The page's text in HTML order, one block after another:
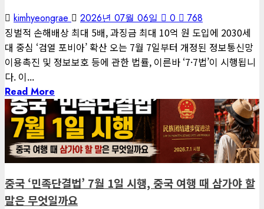
kimhyeongrae 2026년 07월 06일 0 768
징벌적 손해배상 최대 5배, 과징금 최대 10억 원 도입에 2030세
대 중심 ‘검열 포비아’ 확산 오는 7월 7일부터 개정된 정보통신망
이용촉진 및 정보보호 등에 관한 법률, 이른바 ‘7·7법’이 시행됩니
다. 이...
Read More
1 minute read
게재된 글
글로벌 트렌드
중국 ‘민족단결법’ 7월 1일 시행, 중국 여행 때 삼가야 할
말은 무엇일까요